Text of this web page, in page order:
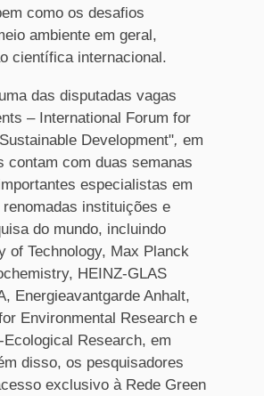
como os desafios
ambiente em geral,
científica internacional.
das disputadas vagas
– International Forum for
Development", em
contam com duas semanas
especialistas em
instituições e
do mundo, incluindo
of Technology, Max Planck
HEINZ-GLAS
Energieavantgarde Anhalt,
Environmental Research e
Research, em
disso, os pesquisadores
exclusivo à Rede Green